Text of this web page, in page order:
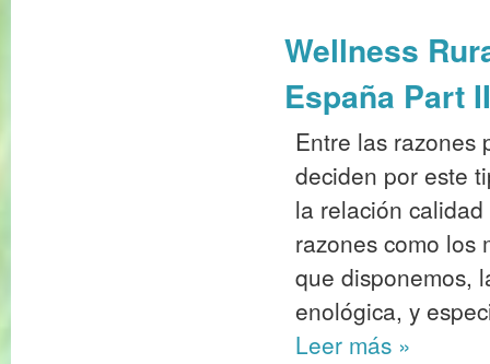
Wellness
España Part II
Entre las razones
deciden por este
la relación
razones como los
que disponemos,
enológica, y
Leer más »